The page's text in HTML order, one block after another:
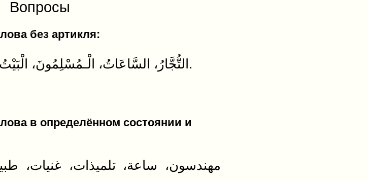
Вопросы
без артикля:
التُّجَّارُ، السَّاعَاتُ، الْـمُسْلِمُونَ، الْبَيْتُ، الأَلْوَاحُ، النَّوَافِذُ الضُّعَفَاءُ.
в определённом состоянии и
مهندسون، ساعة، تلميذات، غنيات،